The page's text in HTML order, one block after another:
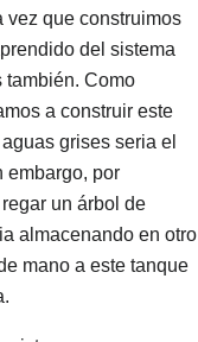
vez que construimos
del sistema
también. Como
a construir este
grises seria el
embargo, por
un árbol de
almacenando en otro
mano a este tanque